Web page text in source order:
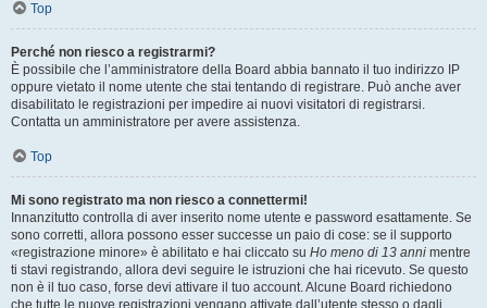
Top
Perché non riesco a registrarmi?
È possibile che l’amministratore della Board abbia bannato il tuo indirizzo IP
oppure vietato il nome utente che stai tentando di registrare. Può anche aver
disabilitato le registrazioni per impedire ai nuovi visitatori di registrarsi.
Contatta un amministratore per avere assistenza.
Top
Mi sono registrato ma non riesco a connettermi!
Innanzitutto controlla di aver inserito nome utente e password esattamente. Se
sono corretti, allora possono esser successe un paio di cose: se il supporto
«registrazione minore» è abilitato e hai cliccato su Ho meno di 13 anni mentre
ti stavi registrando, allora devi seguire le istruzioni che hai ricevuto. Se questo
non è il tuo caso, forse devi attivare il tuo account. Alcune Board richiedono
che tutte le nuove registrazioni vengano attivate dall’utente stesso o dagli